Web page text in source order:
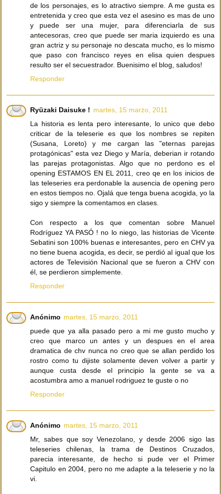
de los personajes, es lo atractivo siempre. A me gusta es
entretenida y creo que esta vez el asesino es mas de uno
y puede ser una mujer, para diferenciarla de sus
antecesoras, creo que puede ser maria izquierdo es una
gran actriz y su personaje no descata mucho, es lo mismo
que paso con francisco reyes en elisa quien despues
resulto ser el secuestrador. Buenisimo el blog, saludos!
Responder
Ryüzaki Daisuke ! martes, 15 marzo, 2011
La historia es lenta pero interesante, lo unico que debo
criticar de la teleserie es que los nombres se repiten
(Susana, Loreto) y me cargan las "eternas parejas
protagónicas" esta vez Diego y María, deberian ir rotando
las parejas protagonistas. Algo que no perdono es el
opening ESTAMOS EN EL 2011, creo qe en los inicios de
las teleseries era perdonable la ausencia de opening pero
en estos tiempos no. Ojalá que tenga buena acogida, yo la
sigo y siempre la comentamos en clases.
Con respecto a los que comentan sobre Manuel
Rodríguez YA PASÓ ! no lo niego, las historias de Vicente
Sebatini son 100% buenas e interesantes, pero en CHV ya
no tiene buena acogida, es decir, se perdió al igual que los
actores de Televisión Nacional que se fueron a CHV con
él, se perdieron simplemente.
Responder
Anónimo martes, 15 marzo, 2011
puede que ya alla pasado pero a mi me gusto mucho y
creo que marco un antes y un despues en el area
dramatica de chv nunca no creo que se allan perdido los
rostro como tu dijiste solamente deven volver a partir y
aunque custa desde el principio la gente se va a
acostumbra amo a manuel rodriguez te guste o no
Responder
Anónimo martes, 15 marzo, 2011
Mr, sabes que soy Venezolano, y desde 2006 sigo las
teleseries chilenas, la trama de Destinos Cruzados,
parecia interesante, de hecho si pude ver el Primer
Capitulo en 2004, pero no me adapte a la teleserie y no la
vi.